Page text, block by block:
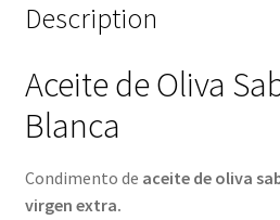
Description
Aceite de Oliva
Blanca
Condimento de aceite de oliva
virgen extra.